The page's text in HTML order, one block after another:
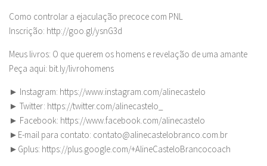
Como controlar a ejaculação precoce com PNL
Inscrição: http://goo.gl/ysnG3d
Meus livros: O que querem os homens e revelação de uma amante
Peça aqui: bit.ly/livrohomens
► Instagram: https://www.instagram.com/alinecastelo
► Twitter: https://twitter.com/alinecastelo_
► Facebook: https://www.facebook.com/alinecastelo
►E-mail para contato: contato@alinecastelobranco.com.br
►Gplus: https://plus.google.com/+AlineCasteloBrancocoach